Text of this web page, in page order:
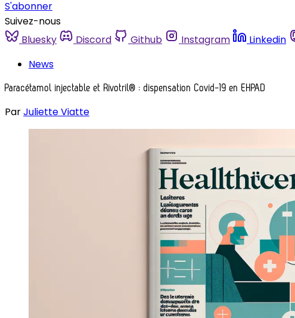
S'abonner
Suivez-nous
Bluesky
Discord Github Instagram Linkedin
News
Paracétamol injectable et Rivotril® : dispensation Covid-19 en EHPAD
ParJuliette Viatte